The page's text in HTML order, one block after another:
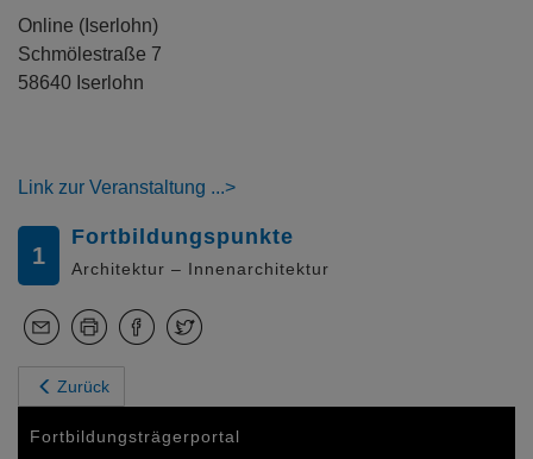
Online (Iserlohn)
Schmölestraße 7
58640 Iserlohn
Link zur Veranstaltung
1
Fortbildungspunkte
Architektur – Innenarchitektur
Zurück
Fortbildungsträgerportal